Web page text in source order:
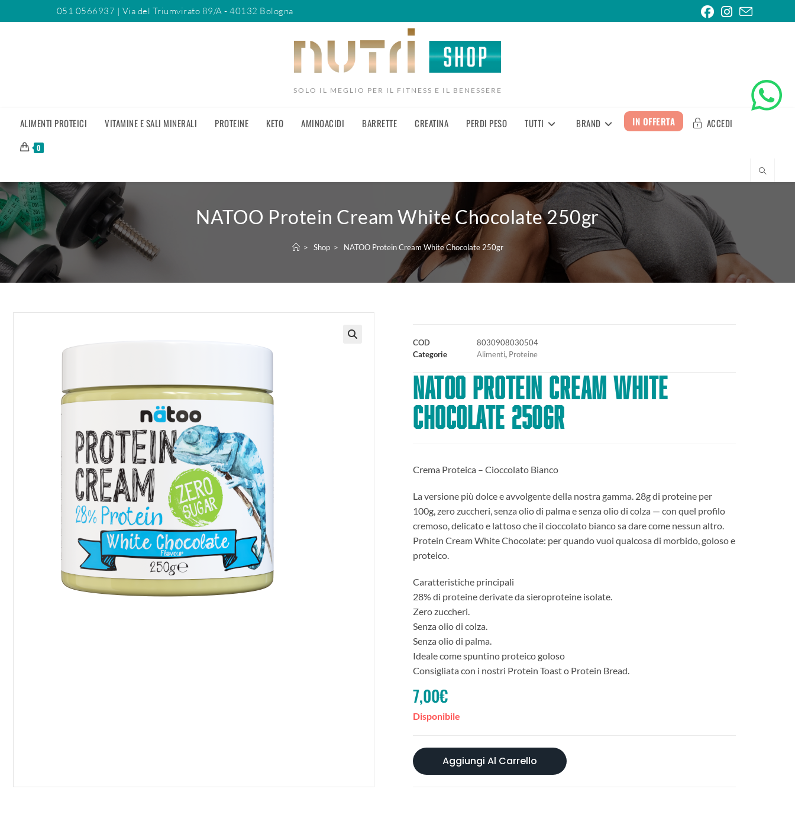
051 0566937 | Via del Triumvirato 89/A - 40132 Bologna
SOLO IL MEGLIO PER IL FITNESS E IL BENESSERE
ALIMENTI PROTEICI VITAMINE E SALI MINERALI PROTEINE KETO AMINOACIDI BARRETTE CREATINA PERDI PESO TUTTI BRAND IN OFFERTA ACCEDI
0
NATOO Protein Cream White Chocolate 250gr
> Shop > NATOO Protein Cream White Chocolate 250gr
COD
8030908030504
Categorie
Alimenti, Proteine
NATOO Protein Cream White
Chocolate 250gr
Crema Proteica – Cioccolato Bianco
La versione più dolce e avvolgente della nostra gamma. 28g di proteine per
100g, zero zuccheri, senza olio di palma e senza olio di colza — con quel profilo
cremoso, delicato e lattoso che il cioccolato bianco sa dare come nessun altro.
Protein Cream White Chocolate: per quando vuoi qualcosa di morbido, goloso e
proteico.
Caratteristiche principali
28% di proteine derivate da sieroproteine isolate.
Zero zuccheri.
Senza olio di colza.
Senza olio di palma.
Ideale come spuntino proteico goloso
Consigliata con i nostri Protein Toast o Protein Bread.
7,00€
Disponibile
Aggiungi Al Carrello